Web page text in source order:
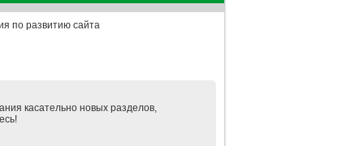
по развитию сайта
касательно новых разделов,